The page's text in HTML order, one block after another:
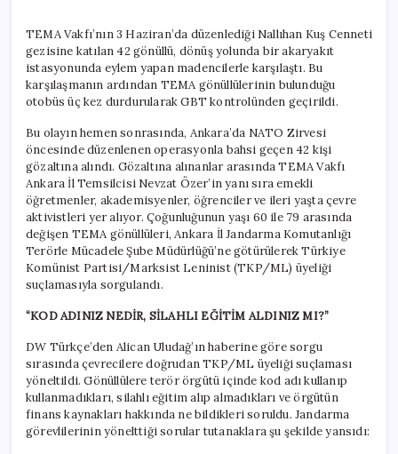
gönüllüsüne
NATO
öncesi
terör
gözaltısı
için
TEMA Vakfı’nın 3 Haziran’da düzenlediği Nallıhan Kuş Cenneti
gezisine katılan 42 gönüllü, dönüş yolunda bir akaryakıt
istasyonunda eylem yapan madencilerle karşılaştı. Bu
karşılaşmanın ardından TEMA gönüllülerinin bulunduğu
otobüs üç kez durdurularak GBT kontrolünden geçirildi.
Bu olayın hemen sonrasında, Ankara’da NATO Zirvesi
öncesinde düzenlenen operasyonla bahsi geçen 42 kişi
gözaltına alındı. Gözaltına alınanlar arasında TEMA Vakfı
Ankara İl Temsilcisi Nevzat Özer’in yanı sıra emekli
öğretmenler, akademisyenler, öğrenciler ve ileri yaşta çevre
aktivistleri yer alıyor. Çoğunluğunun yaşı 60 ile 79 arasında
değişen TEMA gönüllüleri, Ankara İl Jandarma Komutanlığı
Terörle Mücadele Şube Müdürlüğü’ne götürülerek Türkiye
Komünist Partisi/Marksist Leninist (TKP/ML) üyeliği
suçlamasıyla sorgulandı.
“KOD ADINIZ NEDİR, SİLAHLI EĞİTİM ALDINIZ MI?”
DW Türkçe’den Alican Uludağ’ın haberine göre sorgu
sırasında çevrecilere doğrudan TKP/ML üyeliği suçlaması
yöneltildi. Gönüllülere terör örgütü içinde kod adı kullanıp
kullanmadıkları, silahlı eğitim alıp almadıkları ve örgütün
finans kaynakları hakkında ne bildikleri soruldu. Jandarma
görevlilerinin yönelttiği sorular tutanaklara şu şekilde yansıdı: